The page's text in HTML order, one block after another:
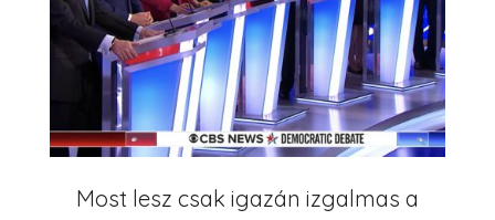
Most lesz csak igazán izgalmas a